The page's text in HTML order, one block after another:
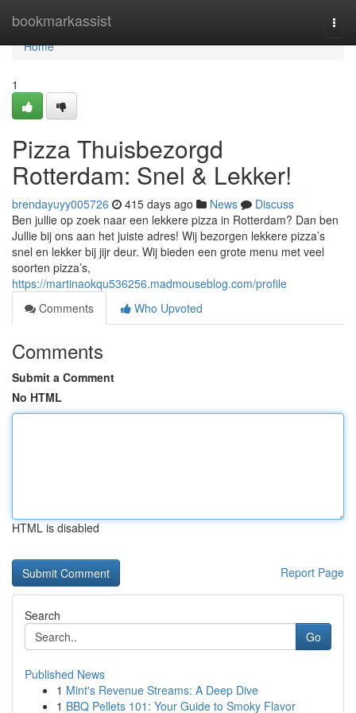
bookmarkassist
Home
Home
1
Pizza Thuisbezorgd
Rotterdam: Snel & Lekker!
brendayuyy005726 415 days ago News
Discuss
Ben jullie op zoek naar een lekkere pizza in Rotterdam? Dan ben
Jullie bij ons aan het juiste adres! Wij bezorgen lekkere pizza’s
snel en lekker bij jijr deur. Wij bieden een grote menu met veel
soorten pizza’s,
https://martinaokqu536256.madmouseblog.com/profile
Comments
Who Upvoted
Comments
Submit a Comment
No HTML
HTML is disabled
Report Page
Search
Go
Published News
1 Mint's Revenue Streams: A Deep Dive
1 BBQ Pellets 101: Your Guide to Smoky Flavor